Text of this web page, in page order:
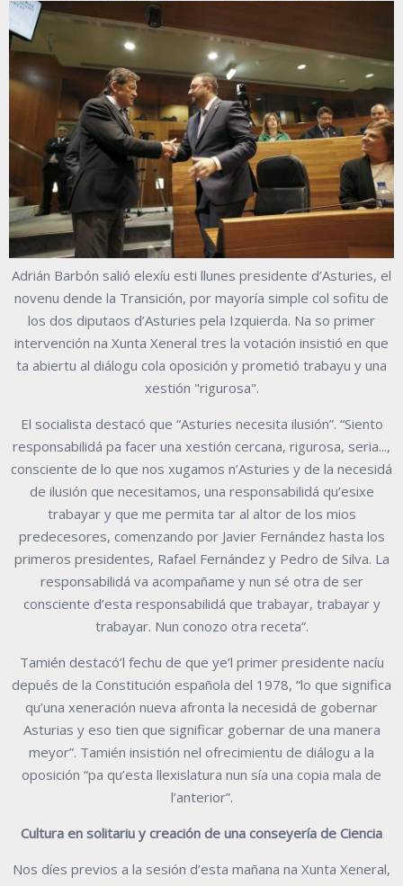
Adrián Barbón salió elexíu esti llunes presidente d’Asturies, el
novenu dende la Transición, por mayoría simple col sofitu de
los dos diputaos d’Asturies pela Izquierda. Na so primer
intervención na Xunta Xeneral tres la votación insistió en que
ta abiertu al diálogu cola oposición y prometió trabayu y una
xestión "rigurosa".
El socialista destacó que “Asturies necesita ilusión”. “Siento
responsabilidá pa facer una xestión cercana, rigurosa, seria...,
consciente de lo que nos xugamos n’Asturies y de la necesidá
de ilusión que necesitamos, una responsabilidá qu’esixe
trabayar y que me permita tar al altor de los mios
predecesores, comenzando por Javier Fernández hasta los
primeros presidentes, Rafael Fernández y Pedro de Silva. La
responsabilidá va acompañame y nun sé otra de ser
consciente d’esta responsabilidá que trabayar, trabayar y
trabayar. Nun conozo otra receta”.
Tamién destacó’l fechu de que ye’l primer presidente nacíu
depués de la Constitución española del 1978, “lo que significa
qu’una xeneración nueva afronta la necesidá de gobernar
Asturias y eso tien que significar gobernar de una manera
meyor”. Tamién insistión nel ofrecimientu de diálogu a la
oposición “pa qu’esta llexislatura nun sía una copia mala de
l’anterior”.
Cultura en solitariu y creación de una conseyería de Ciencia
Nos díes previos a la sesión d’esta mañana na Xunta Xeneral,